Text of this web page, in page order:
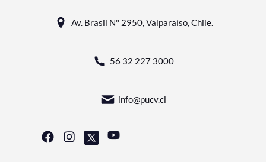
Av. Brasil N° 2950, Valparaíso, Chile.
56 32 227 3000
info@pucv.cl